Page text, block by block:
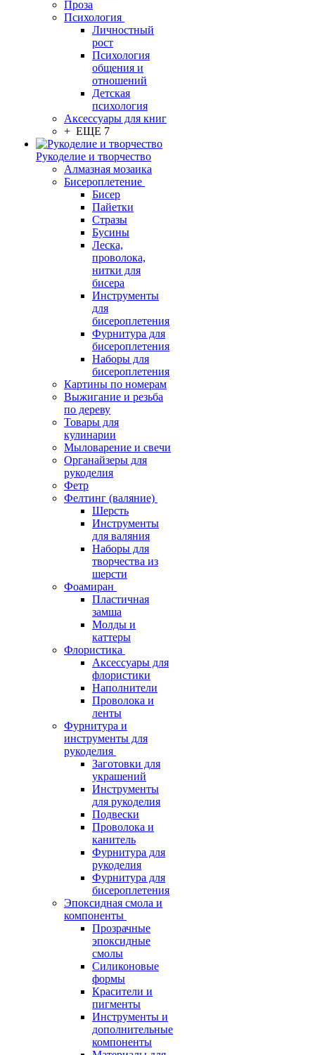
Проза
Психология
Личностный
рост
Психология
общения и
отношений
Детская
психология
Аксессуары для книг
+ ЕЩЕ 7
Рукоделие и творчество
Алмазная мозаика
Бисероплетение
Бисер
Пайетки
Стразы
Бусины
Леска,
проволока,
нитки для
бисера
Инструменты
для
бисероплетения
Фурнитура для
бисероплетения
Наборы для
бисероплетения
Картины по номерам
Выжигание и резьба
по дереву
Товары для
кулинарии
Мыловарение и свечи
Органайзеры для
рукоделия
Фетр
Фелтинг (валяние)
Шерсть
Инструменты
для валяния
Наборы для
творчества из
шерсти
Фоамиран
Пластичная
замша
Молды и
каттеры
Флористика
Аксессуары для
флористики
Наполнители
Проволока и
ленты
Фурнитура и
инструменты для
рукоделия
Заготовки для
украшений
Инструменты
для рукоделия
Подвески
Проволока и
канитель
Фурнитура для
рукоделия
Фурнитура для
бисероплетения
Эпоксидная смола и
компоненты
Прозрачные
эпоксидные
смолы
Силиконовые
формы
Красители и
пигменты
Инструменты и
дополнительные
компоненты